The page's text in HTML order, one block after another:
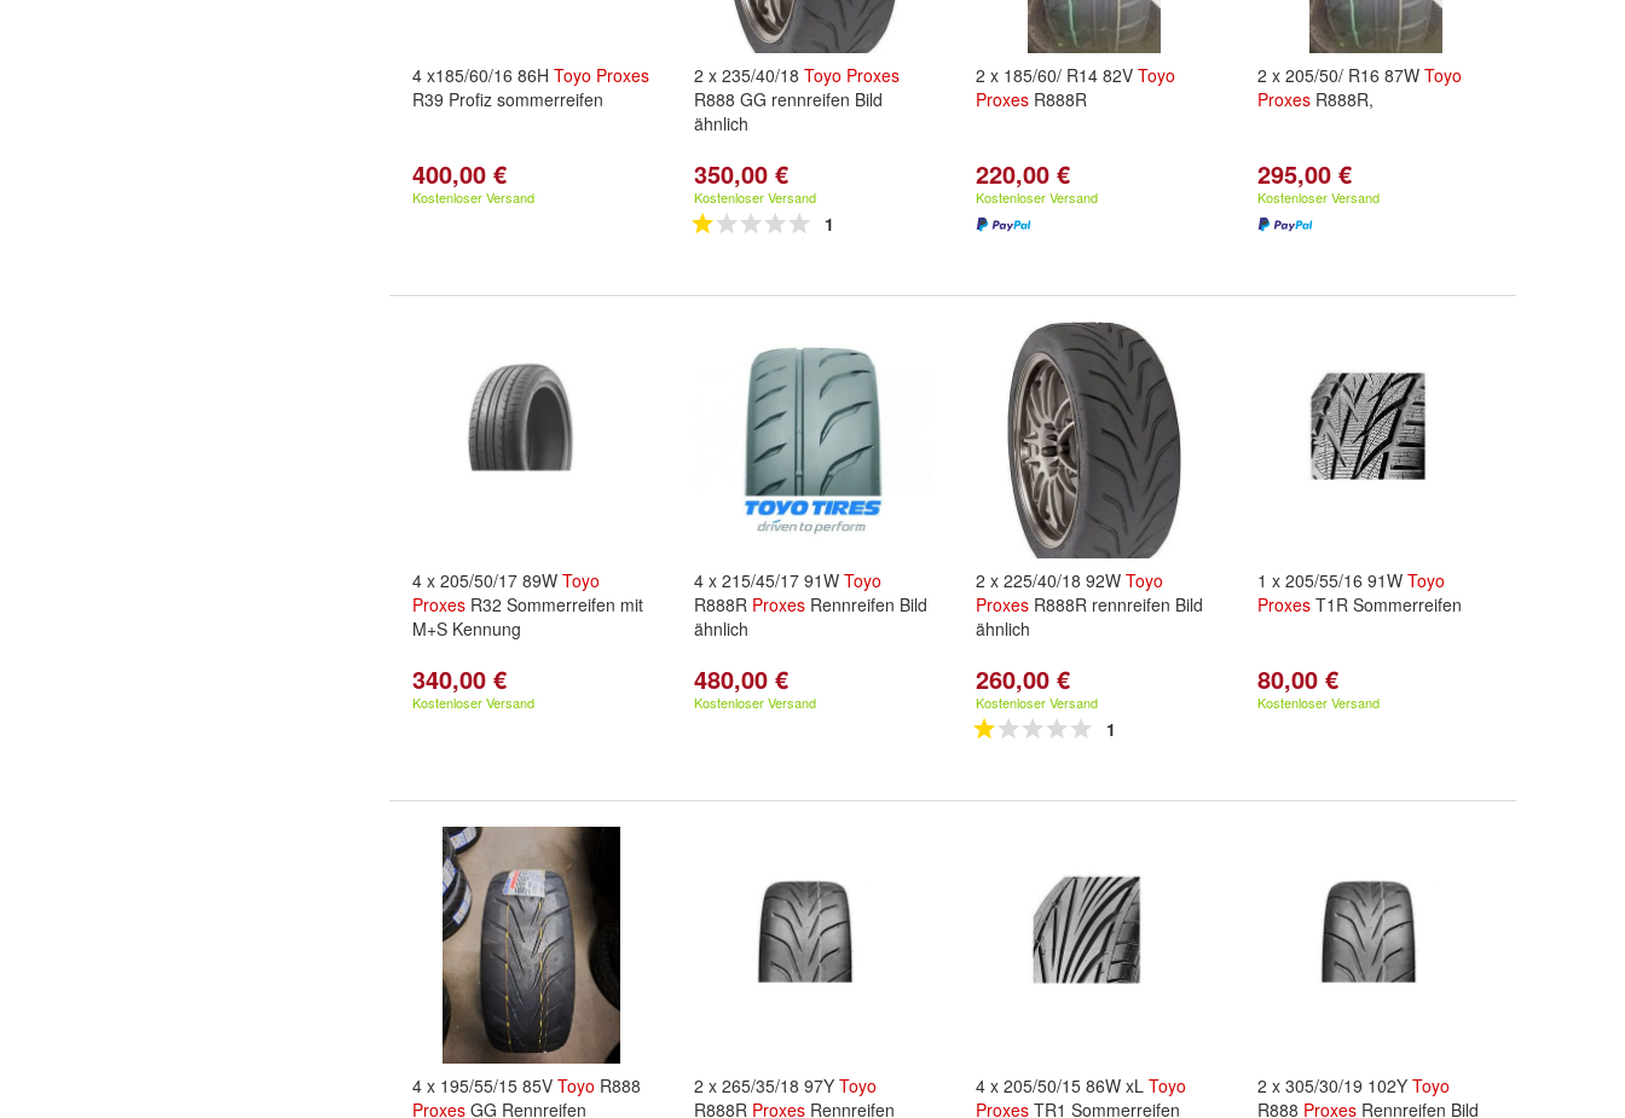
4 x185/60/16 86H Toyo Proxes
R39 Profiz sommerreifen
400,00 €
Kostenloser Versand
2 x 235/40/18 Toyo Proxes
R888 GG rennreifen Bild
ähnlich
350,00 €
Kostenloser Versand
1
2 x 185/60/ R14 82V Toyo
Proxes R888R
220,00 €
Kostenloser Versand
2 x 205/50/ R16 87W Toyo
Proxes R888R,
295,00 €
Kostenloser Versand
4 x 205/50/17 89W Toyo
Proxes R32 Sommerreifen mit
M+S Kennung
340,00 €
Kostenloser Versand
4 x 215/45/17 91W Toyo
R888R Proxes Rennreifen Bild
ähnlich
480,00 €
Kostenloser Versand
2 x 225/40/18 92W Toyo
Proxes R888R rennreifen Bild
ähnlich
260,00 €
Kostenloser Versand
1
1 x 205/55/16 91W Toyo
Proxes T1R Sommerreifen
80,00 €
Kostenloser Versand
4 x 195/55/15 85V Toyo R888
Proxes GG Rennreifen
2 x 265/35/18 97Y Toyo
R888R Proxes Rennreifen
4 x 205/50/15 86W xL Toyo
Proxes TR1 Sommerreifen
2 x 305/30/19 102Y Toyo
R888 Proxes Rennreifen Bild